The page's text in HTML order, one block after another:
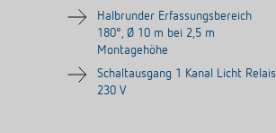
Halbrunder Erfassungsbereich
180°, Ø 10 m bei 2,5 m
Montagehöhe
Schaltausgang 1 Kanal Licht Relais
230 V